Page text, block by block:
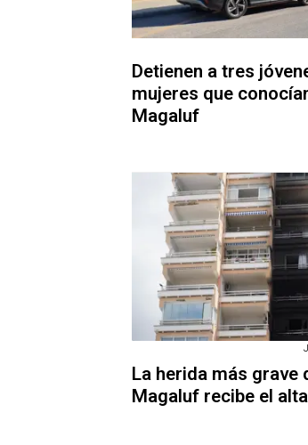
Detienen a tres
mujeres que
Magaluf
La herida más grave
Magaluf recibe el alta